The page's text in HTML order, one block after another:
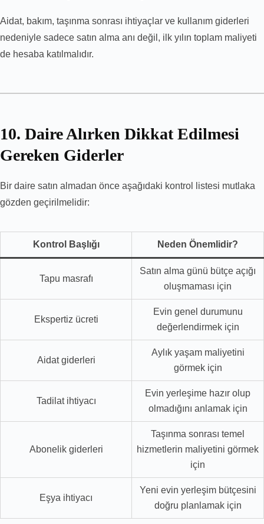
Aidat, bakım, taşınma sonrası ihtiyaçlar ve kullanım giderleri
nedeniyle sadece satın alma anı değil, ilk yılın toplam maliyeti
de hesaba katılmalıdır.
10. Daire Alırken Dikkat Edilmesi
Gereken Giderler
Bir daire satın almadan önce aşağıdaki kontrol listesi mutlaka
gözden geçirilmelidir:
Kontrol Başlığı Neden Önemlidir?
Tapu masrafı
Satın alma günü bütçe açığı
oluşmaması için
Ekspertiz ücreti
Evin genel durumunu
değerlendirmek için
Aidat giderleri
Aylık yaşam maliyetini
görmek için
Tadilat ihtiyacı
Evin yerleşime hazır olup
olmadığını anlamak için
Abonelik giderleri
Taşınma sonrası temel
hizmetlerin maliyetini görmek
için
Eşya ihtiyacı
Yeni evin yerleşim bütçesini
doğru planlamak için